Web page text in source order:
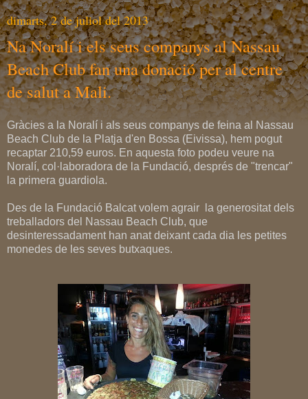
dimarts, 2 de juliol del 2013
Na Noralí i els seus companys al Nassau
Beach Club fan una donació per al centre
de salut a Mali.
Gràcies a la Noralí i als seus companys de feina al Nassau
Beach Club de la Platja d'en Bossa (Eivissa), hem pogut
recaptar 210,59 euros. En aquesta foto podeu veure na
Noralí, col·laboradora de la Fundació, després de "trencar"
la primera guardiola.
Des de la Fundació Balcat volem agrair la generositat dels
treballadors del Nassau Beach Club, que
desinteressadament han anat deixant cada dia les petites
monedes de les seves butxaques.